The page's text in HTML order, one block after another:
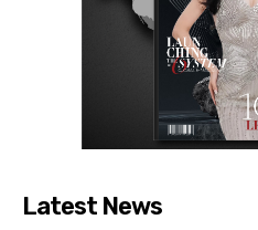
Latest News